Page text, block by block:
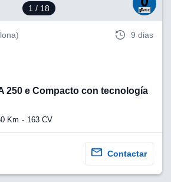
1 / 18
9 dias
250 e Compacto con tecnología
Km 163 CV
Contactar